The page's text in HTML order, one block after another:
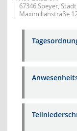
67346 Speyer,
Maximilianstraße